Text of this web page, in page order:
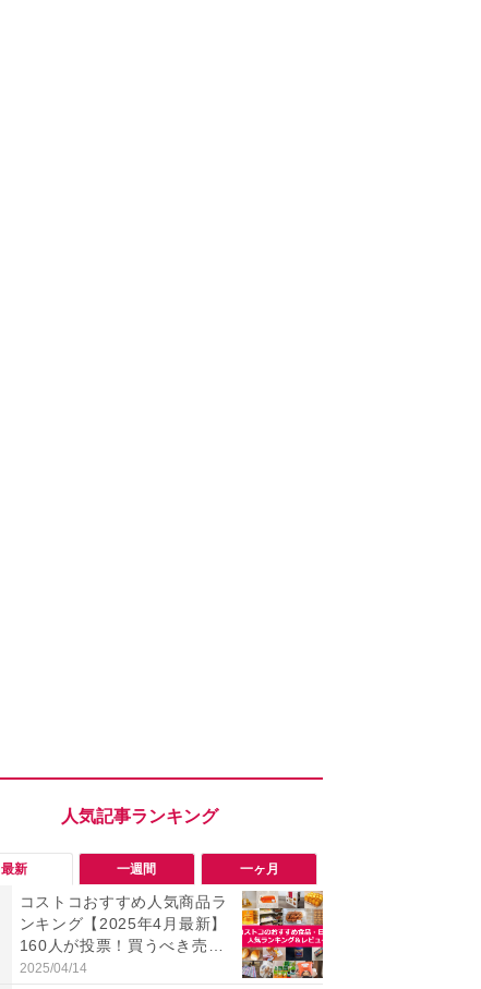
最新 一週間 一ヶ月
コストコおすすめ人気商品ラ
ンキング【2025年4月最新】
160人が投票！買うべき売れ
筋食品惣菜・日用品雑貨＆セ
2025/04/14